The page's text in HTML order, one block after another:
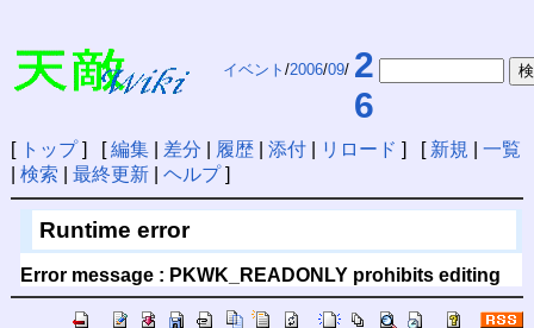
イベント /2006/09/ 2
6
[ トップ] [編集| 差分 履歴| 添付| リロード ] [ 新規
一覧
検索 最終更新| ヘルプ]
Runtime error
Error message : PKWK_READONLY prohibits editing